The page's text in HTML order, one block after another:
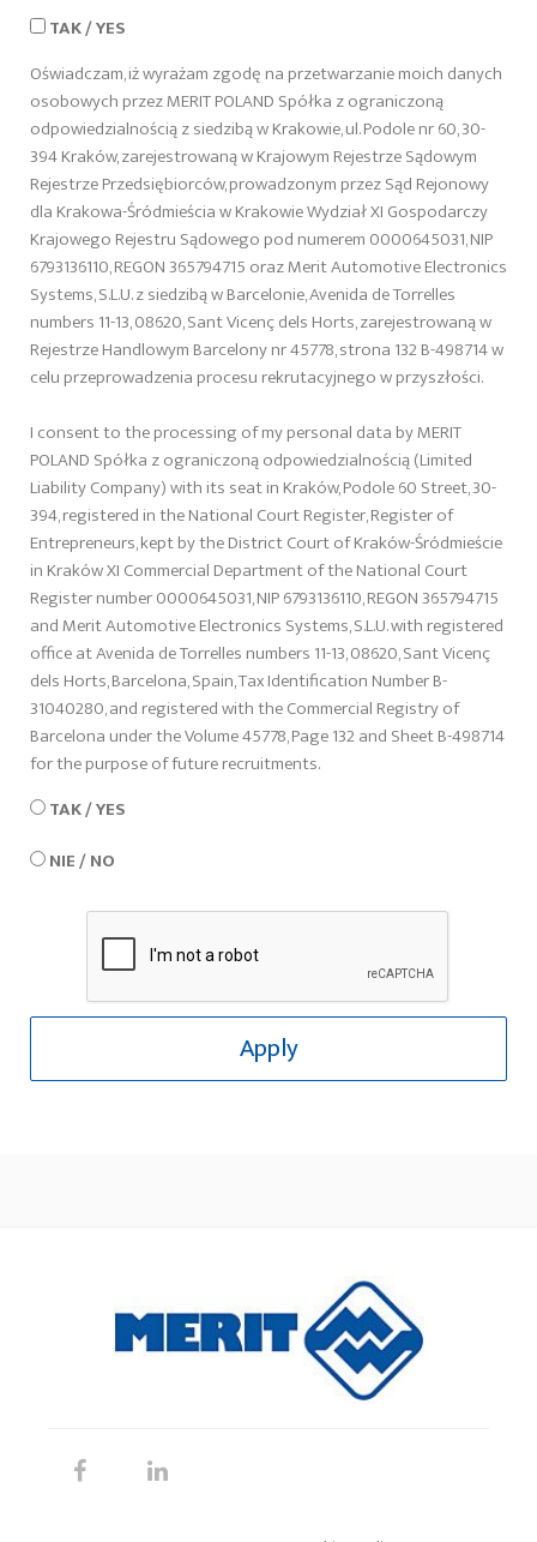
TAK / YES
Oświadczam, iż wyrażam zgodę na przetwarzanie moich danych
osobowych przez MERIT POLAND Spółka z ograniczoną
odpowiedzialnością z siedzibą w Krakowie, ul. Podole nr 60, 30-
394 Kraków, zarejestrowaną w Krajowym Rejestrze Sądowym
Rejestrze Przedsiębiorców, prowadzonym przez Sąd Rejonowy
dla Krakowa-Śródmieścia w Krakowie Wydział XI Gospodarczy
Krajowego Rejestru Sądowego pod numerem 0000645031, NIP
6793136110, REGON 365794715 oraz Merit Automotive Electronics
Systems, S.L.U. z siedzibą w Barcelonie, Avenida de Torrelles
numbers 11-13, 08620, Sant Vicenç dels Horts, zarejestrowaną w
Rejestrze Handlowym Barcelony nr 45778, strona 132 B-498714 w
celu przeprowadzenia procesu rekrutacyjnego w przyszłości.
I consent to the processing of my personal data by MERIT
POLAND Spółka z ograniczoną odpowiedzialnością (Limited
Liability Company) with its seat in Kraków, Podole 60 Street, 30-
394, registered in the National Court Register, Register of
Entrepreneurs, kept by the District Court of Kraków-Śródmieście
in Kraków XI Commercial Department of the National Court
Register number 0000645031, NIP 6793136110, REGON 365794715
and Merit Automotive Electronics Systems, S.L.U. with registered
office at Avenida de Torrelles numbers 11-13, 08620, Sant Vicenç
dels Horts, Barcelona, Spain, Tax Identification Number B-
31040280, and registered with the Commercial Registry of
Barcelona under the Volume 45778, Page 132 and Sheet B-498714
for the purpose of future recruitments.
TAK / YES
NIE / NO
Apply